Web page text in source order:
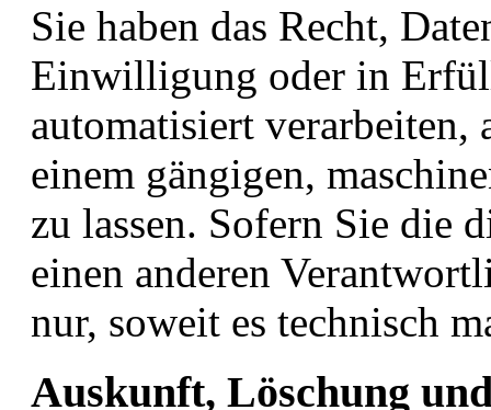
Sie haben das Recht,
Einwilligung oder in
automatisiert verarbeiten,
einem gängigen,
zu lassen. Sofern Sie die
einen anderen
nur, soweit es technisch
Auskunft, Löschung